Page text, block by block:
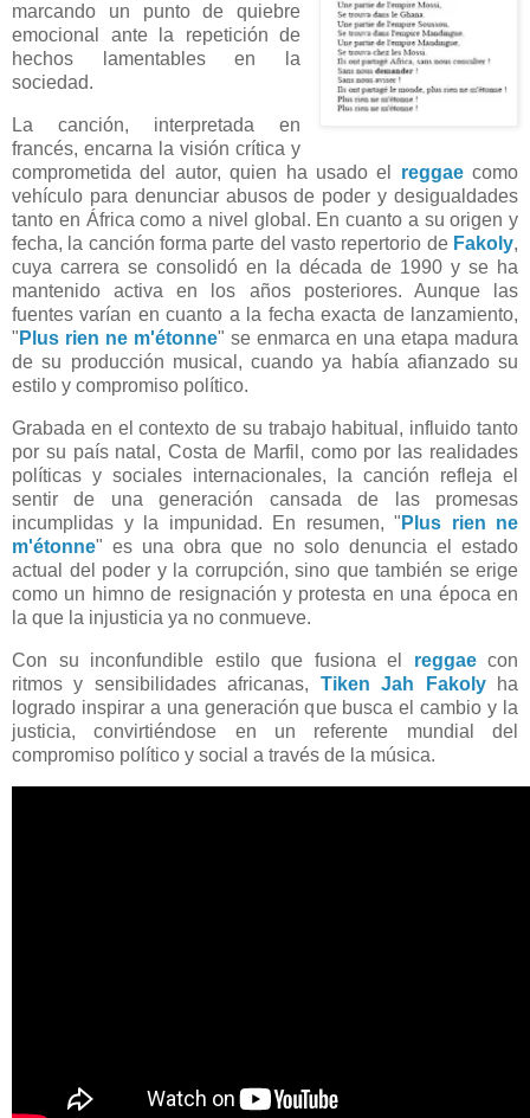
marcando un punto de quiebre
emocional ante la repetición de
hechos lamentables en la
sociedad.
La canción, interpretada en
francés, encarna la visión crítica y
comprometida del autor, quien ha usado el reggaecomo
vehículo para denunciar abusos de poder y desigualdades
tanto en África como a nivel global. En cuanto a su origen y
fecha, la canción forma parte del vasto repertorio de Fakoly,
cuya carrera se consolidó en la década de 1990 y se ha
mantenido activa en los años posteriores. Aunque las
fuentes varían en cuanto a la fecha exacta de lanzamiento,
" Plus rien ne m'étonne" se enmarca en una etapa madura
de su producción musical, cuando ya había afianzado su
estilo y compromiso político.
Grabada en el contexto de su trabajo habitual, influido tanto
por su país natal, Costa de Marfil, como por las realidades
políticas y sociales internacionales, la canción refleja el
sentir de una generación cansada de las promesas
incumplidas y la impunidad. En resumen, " Plus rien ne
m'étonne" es una obra que no solo denuncia el estado
actual del poder y la corrupción, sino que también se erige
como un himno de resignación y protesta en una época en
la que la injusticia ya no conmueve.
Con su inconfundible estilo que fusiona el reggae con
ritmos y sensibilidades africanas, Tiken Jah Fakolyha
logrado inspirar a una generación que busca el cambio y la
justicia, convirtiéndose en un referente mundial del
compromiso político y social a través de la música.